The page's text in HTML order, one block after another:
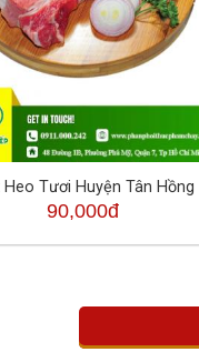
Tươi Huyện Tân Hồng
90,000đ